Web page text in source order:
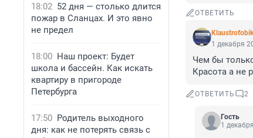
18:02 52 дня — столько длится
пожар в Сланцах. И это явно
не предел
18:00 Наш проект: Будет
школа и бассейн. Как искать
квартиру в пригороде
Петербурга
17:50 Родитель выходного
дня: как не потерять связь с
ОТВЕТИТЬ
Klaustrofobik
1 декабря
Чем бы
Красота а не
ОТВЕТИТЬ 2
Гость
1